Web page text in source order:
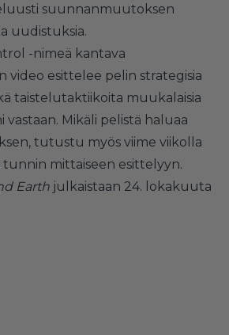
suunnanmuutoksen
uudistuksia.
-nimeä kantava
video esittelee pelin strategisia
taistelutaktiikoita muukalaisia
vastaan. Mikäli pelistä haluaa
tutustu myös viime viikolla
tunnin mittaiseen esittelyyn.
Earth julkaistaan 24. lokakuuta